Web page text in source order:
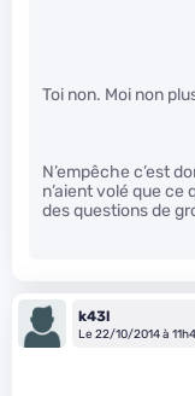
Toi non. Moi non
N’empêche c’est
n’aient volé que
des questions de
k43l
Le 22/10/2014 à